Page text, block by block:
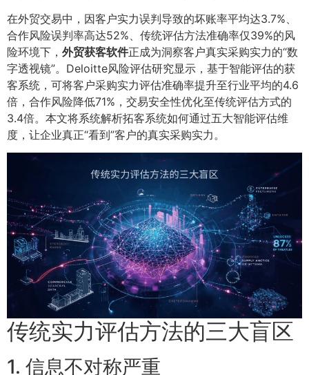
在外贸交易中，因客户实力误判导致的坏账率平均达3.7%、
合作风险误判率高达52%、传统评估方法准确率仅39%的风
险环境下， 外贸获客软件正成为洞察客户真实采购实力的“数
字透视镜”。Deloitte风险评估研究显示，基于智能评估的获
客系统，可将客户采购实力评估准确率提升至行业平均的4.6
倍，合作风险降低71%，交易安全性优化至传统评估方式的
3.4倍。本文将系统解析拓客系统如何通过五大智能评估维
度，让企业真正“看到”客户的真实采购实力。
传统实力评估方法的三大盲区
1. 信息不对称严重